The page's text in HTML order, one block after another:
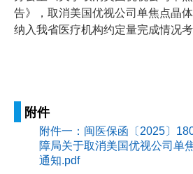
告》，取消美国优视公司单焦点晶
纳入我省医疗机构约定量完成情况考
附件
附件一：闽医保函〔2025〕
障局关于取消美国优视公司单
通知.pdf